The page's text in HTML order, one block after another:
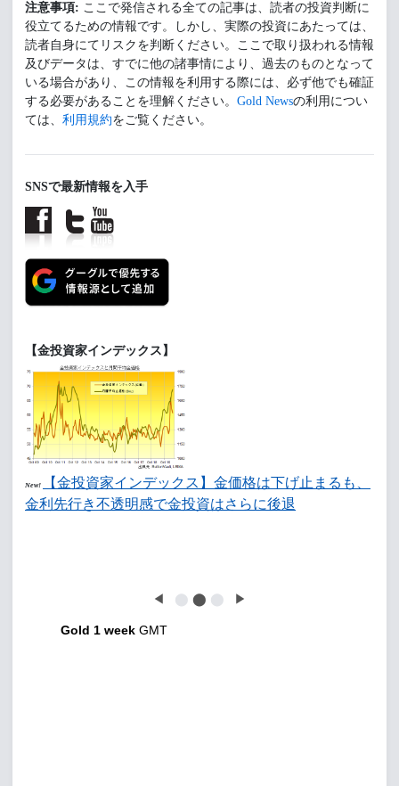
注意事項: ここで発信される全ての記事は、読者の投資判断に
役立てるための情報です。しかし、実際の投資にあたっては、
読者自身にてリスクを判断ください。ここで取り扱われる情報
及びデータは、すでに他の諸事情により、過去のものとなって
いる場合があり、この情報を利用する際には、必ず他でも確証
する必要があることを理解ください。 Gold Newsの利用につい
ては、 利用規約をご覧ください。
SNSで最新情報を入手
【金投資家インデックス】
New!
【金投資家インデックス】金価格は下げ止まるも、
金利先行き不透明感で金投資はさらに後退
◀ ⬤ ⬤ ⬤ ▶
Gold 1 week GMT